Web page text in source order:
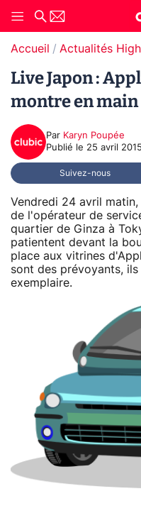
Accueil Actualités
Live Japon :
montre en main
Par Karyn Poupée
Publié le 25 avril
Suivez-nous
Vendredi 24 avril matin,
de l'opérateur de
quartier de Ginza à
patientent devant la
place aux vitrines
sont des prévoyants,
exemplaire.